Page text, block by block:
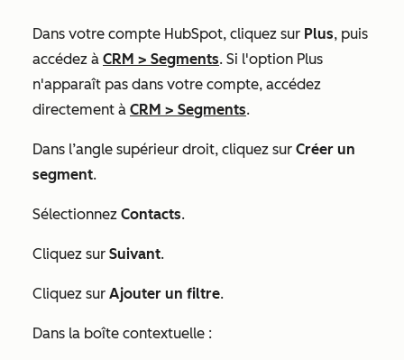
Dans votre compte HubSpot, cliquez sur Plus, puis
accédez à CRM > Segments. Si l'option Plus
n'apparaît pas dans votre compte, accédez
directement à CRM > Segments.
Dans l’angle supérieur droit, cliquez sur Créer un
segment.
Sélectionnez Contacts.
Cliquez sur Suivant.
Cliquez sur Ajouter un filtre.
Dans la boîte contextuelle :